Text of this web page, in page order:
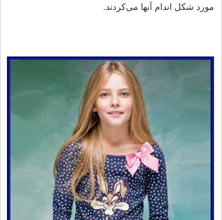
مورد شکل اندام آنها می‌کردند.